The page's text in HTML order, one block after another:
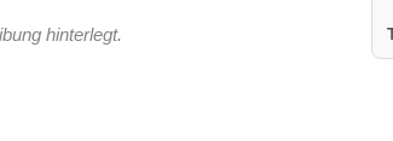
hinterlegt.